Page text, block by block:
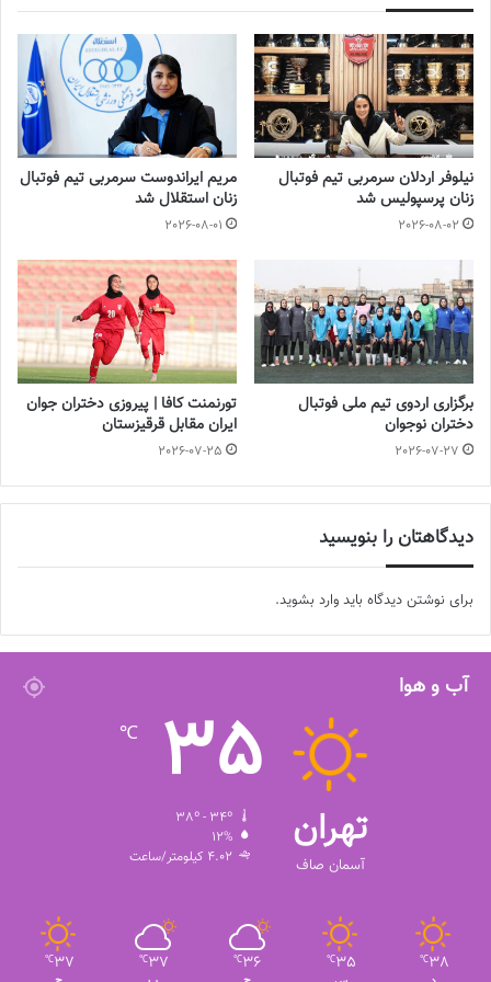
نیلوفر اردلان سرمربی تیم فوتبال
زنان پرسپولیس شد
2026-08-02
مریم ایراندوست سرمربی تیم فوتبال
زنان استقلال شد
2026-08-01
برگزاری اردوی تیم ملی فوتبال
دختران نوجوان
2026-07-27
تورنمنت کافا | پیروزی دختران جوان
ایران مقابل قرقیزستان
2026-07-25
دیدگاهتان را بنویسید
برای نوشتن دیدگاه باید وارد بشوید.
آب و هوا
تهران
آسمان صاف
35
℃
12%
4.02 کیلومتر/ساعت
38
℃
35
℃
36
℃
37
℃
37
℃